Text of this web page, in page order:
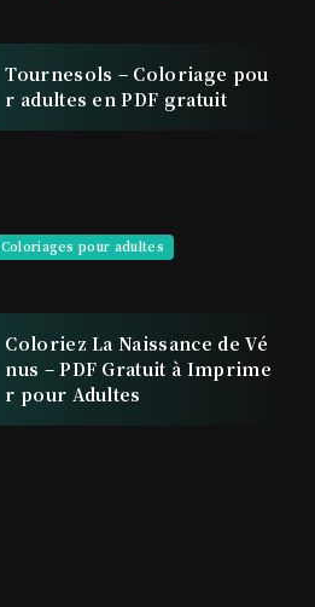
Tournesols – Coloriage pou
r adultes en PDF gratuit
Coloriages pour adultes
Coloriez La Naissance de Vé
nus – PDF Gratuit à Imprime
r pour Adultes